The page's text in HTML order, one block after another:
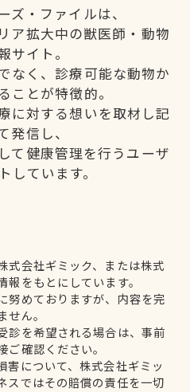
ズ・ファイルは、
ア拡大中の獣医師・動物
サイト。
なく、診療可能な動物か
ことが特徴的。
に対する想いを取材し記
発信し、
て健康管理を行うユーザ
しています。
式会社ギミック、または株式
をもとにしています。
努めておりますが、内容を完
ん。
診を希望される場合は、事前
確認ください。
害について、株式会社ギミッ
スではその賠償の責任を一切